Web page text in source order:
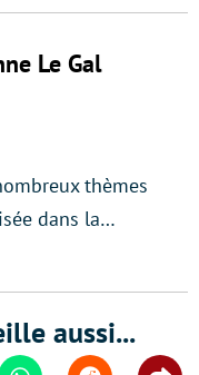
Le Gal
thèmes
dans la…
aussi...